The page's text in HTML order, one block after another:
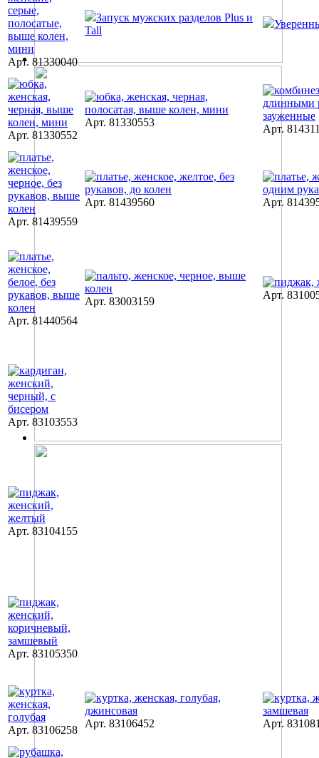
Арт. 81330040
Запуск мужских разделов Plus и
Tall
Арт. 81330552
Арт. 81330553
Арт.
Арт. 81439559
Арт. 81439560 Арт.
Арт. 81440564
Арт. 83003159
Арт.
Арт. 83103553
Арт. 83104155
Арт. 83105350
Арт. 83106258
Арт. 83106452 Арт.